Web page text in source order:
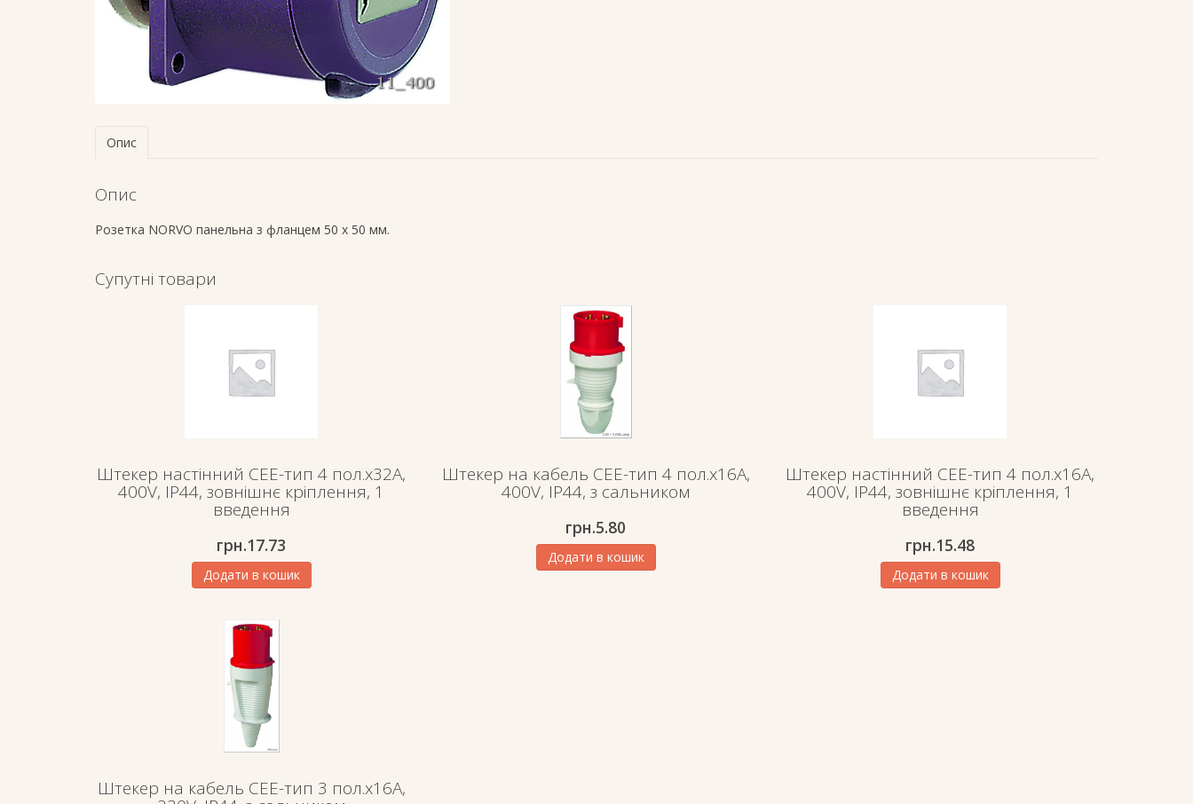
Опис
Опис
Розетка NORVO панельна з фланцем 50 х 50 мм.
Супутні товари
Штекер настінний СЕЕ-тип 4 пол.х32А,
400V, IP44, зовнішнє кріплення, 1
введення
грн.17.73
Додати в кошик
Штекер на кабель СЕЕ-тип 4 пол.х16А,
400V, IP44, з сальником
грн.5.80
Додати в кошик
Штекер настінний СЕЕ-тип 4 пол.х16А,
400V, IP44, зовнішнє кріплення, 1
введення
грн.15.48
Додати в кошик
Штекер на кабель СЕЕ-тип 3 пол.х16А,